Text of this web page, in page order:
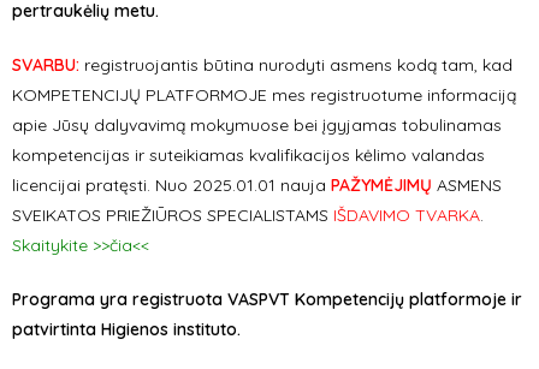
pertraukėlių metu.
SVARBU: registruojantis būtina nurodyti asmens kodą tam, kad
KOMPETENCIJŲ PLATFORMOJE mes registruotume informaciją
apie Jūsų dalyvavimą mokymuose bei įgyjamas tobulinamas
kompetencijas ir suteikiamas kvalifikacijos kėlimo valandas
licencijai pratęsti. Nuo 2025.01.01 nauja PAŽYMĖJIMŲ ASMENS
SVEIKATOS PRIEŽIŪROS SPECIALISTAMS IŠDAVIMO TVARKA.
Skaitykite >>čia<<
Programa yra registruota VASPVT Kompetencijų platformoje ir
patvirtinta Higienos instituto.